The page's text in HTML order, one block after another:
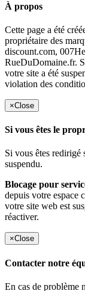
À propos
Cette page a été
propriétaire des
discount.com,
RueDuDomaine.fr.
votre site a été
violation des
×Close
Si vous êtes le
Si vous êtes redirigé
suspendu.
Blocage pour
depuis votre espace
votre site web est
réactiver.
×Close
Contacter notre
En cas de problème